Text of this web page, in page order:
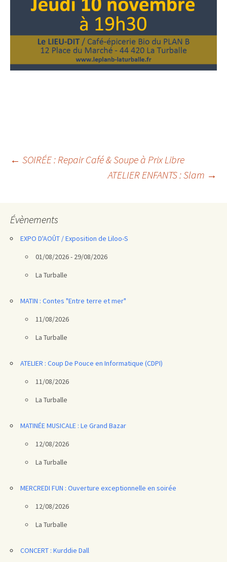
Navigation
← SOIRÉE : Repair Café & Soupe à Prix Libre
ATELIER ENFANTS : Slam →
Évènements
EXPO D'AOÛT / Exposition de Liloo-S
01/08/2026 - 29/08/2026
La Turballe
MATIN : Contes "Entre terre et mer"
11/08/2026
La Turballe
ATELIER : Coup De Pouce en Informatique (CDPI)
11/08/2026
La Turballe
MATINÉE MUSICALE : Le Grand Bazar
12/08/2026
La Turballe
MERCREDI FUN : Ouverture exceptionnelle en soirée
12/08/2026
La Turballe
CONCERT : Kurddie Dall